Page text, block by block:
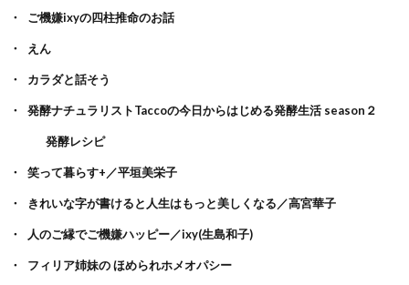
ご機嫌ixyの四柱推命のお話
えん
カラダと話そう
発酵ナチュラリストTaccoの今日からはじめる発酵生活 season２
発酵レシピ
笑って暮らす+／平垣美栄子
きれいな字が書けると人生はもっと美しくなる／高宮華子
人のご縁でご機嫌ハッピー／ixy(生島和子)
フィリア姉妹の ほめられホメオパシー